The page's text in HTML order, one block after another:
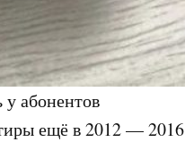
абонентов
ещё в 2012 — 2016